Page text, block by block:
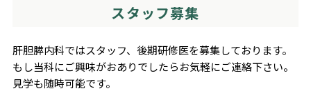
スタッフ募集
肝胆膵内科ではスタッフ、後期研修医を募集しております。
もし当科にご興味がおありでしたらお気軽にご連絡下さい。
見学も随時可能です。